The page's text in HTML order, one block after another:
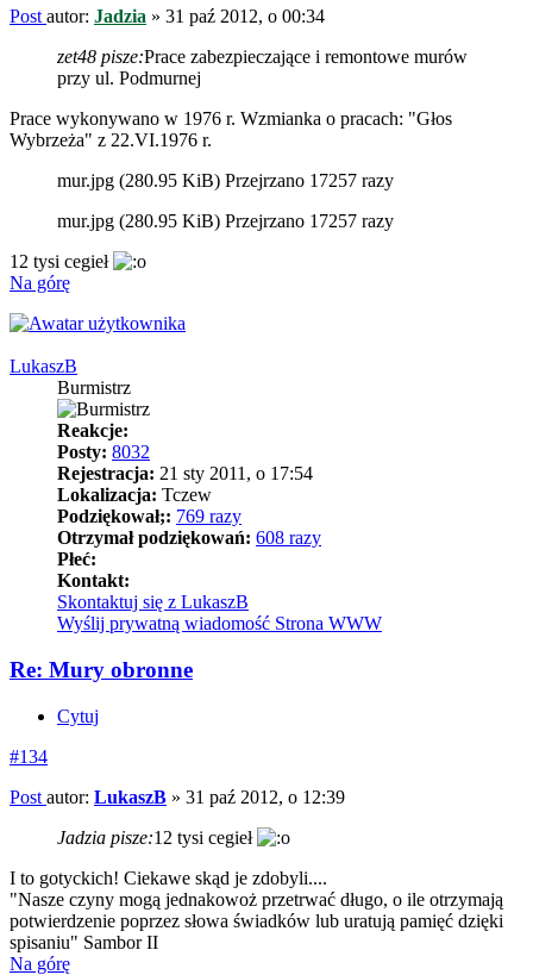
Post autor: Jadzia » 31 paź 2012, o 00:34
zet48 pisze:Prace zabezpieczające i remontowe murów
przy ul. Podmurnej
Prace wykonywano w 1976 r. Wzmianka o pracach: "Głos
Wybrzeża" z 22.VI.1976 r.
mur.jpg (280.95 KiB) Przejrzano 17257 razy
mur.jpg (280.95 KiB) Przejrzano 17257 razy
12 tysi cegieł
Na górę
LukaszB
Burmistrz
Reakcje:
Posty: 8032
Rejestracja: 21 sty 2011, o 17:54
Lokalizacja: Tczew
Podziękował;: 769 razy
Otrzymał podziękowań: 608 razy
Płeć:
Kontakt:
Skontaktuj się z LukaszB
Wyślij prywatną wiadomość Strona WWW
Re: Mury obronne
Cytuj
#134
Post autor: LukaszB » 31 paź 2012, o 12:39
Jadzia pisze:12 tysi cegieł
I to gotyckich! Ciekawe skąd je zdobyli....
"Nasze czyny mogą jednakowoż przetrwać długo, o ile otrzymają
potwierdzenie poprzez słowa świadków lub uratują pamięć dzięki
spisaniu" Sambor II
Na górę